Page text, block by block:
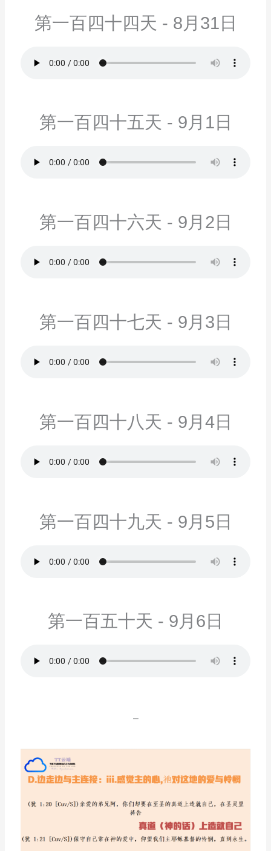
第一百四十四天 - 8月31日
第一百四十五天 - 9月1日
第一百四十六天 - 9月2日
第一百四十七天 - 9月3日
第一百四十八天 - 9月4日
第一百四十九天 - 9月5日
第一百五十天 - 9月6日
–